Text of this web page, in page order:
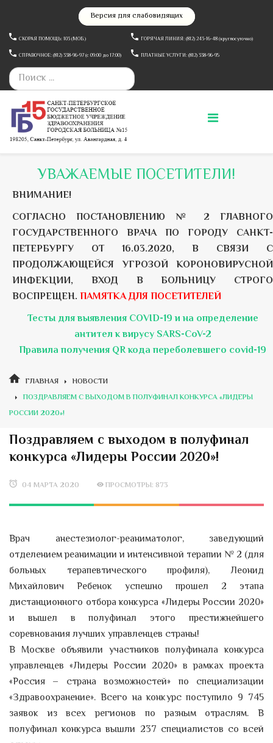
Версия для слабовидящих
СКОРАЯ ПОМОЩЬ: 103 (МОБ.)
СПРАВОЧНОЕ: (812) 338-96-97 (c 09:00 до 17:00)
ГОРЯЧАЯ ЛИНИЯ: (812) 243-16-48 (круглосуточно)
ПЛАТНЫЕ УСЛУГИ: (812) 338-96-95
УВАЖАЕМЫЕ ПОСЕТИТЕЛИ!
ВНИМАНИЕ!
СОГЛАСНО ПОСТАНОВЛЕНИЮ № 2 ГЛАВНОГО
ГОСУДАРСТВЕННОГО ВРАЧА ПО ГОРОДУ САНКТ-
ПЕТЕРБУРГУ ОТ 16.03.2020, В СВЯЗИ С
ПРОДОЛЖАЮЩЕЙСЯ УГРОЗОЙ КОРОНОВИРУСНОЙ
ИНФЕКЦИИ, ВХОД В БОЛЬНИЦУ СТРОГО
ВОСПРЕЩЕН. ПАМЯТКА ДЛЯ ПОСЕТИТЕЛЕЙ
Тесты для выявления COVID-19 и на определение
антител к вирусу SARS-CoV-2
Правила получения QR кода переболевшего covid-19
ГЛАВНАЯ
НОВОСТИ
ПОЗДРАВЛЯЕМ С ВЫХОДОМ В ПОЛУФИНАЛ КОНКУРСА «ЛИДЕРЫ
РОССИИ 2020»!
Поздравляем с выходом в полуфинал
конкурса «Лидеры России 2020»!
04 МАРТА 2020 ПРОСМОТРЫ: 873
Врач анестезиолог-реаниматолог, заведующий
отделением реанимации и интенсивной терапии № 2 (для
больных терапевтического профиля), Леонид
Михайлович Ребенок успешно прошел 2 этапа
дистанционного отбора конкурса «Лидеры России 2020»
и вышел в полуфинал этого престижнейшего
соревнования лучших управленцев страны!
В Москве объявили участников полуфинала конкурса
управленцев «Лидеры России 2020» в рамках проекта
«Россия – страна возможностей» по специализации
«Здравоохранение». Всего на конкурс поступило 9 745
заявок из всех регионов по разным отраслям. В
полуфинал конкурса вышли 237 специалистов со всей